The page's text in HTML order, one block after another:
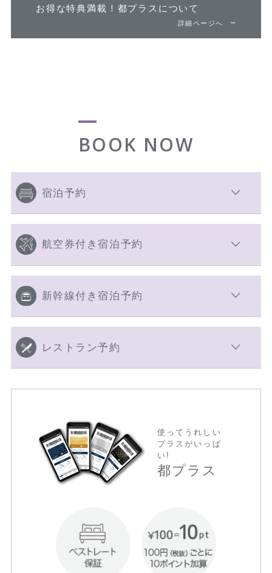
お得な特典満載！ 都プラスについて
詳細ページへ
BOOK NOW
宿泊予約
航空券付き宿泊予約
新幹線付き宿泊予約
レストラン予約
使ってうれしい
プラスがいっぱ
い!
都プラス